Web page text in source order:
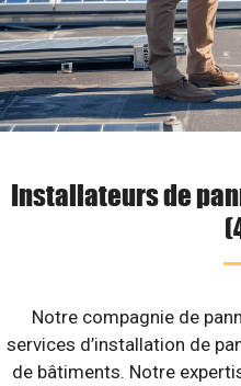
Installateurs de
Notre compagnie de
services d’installation de
de bâtiments. Notre